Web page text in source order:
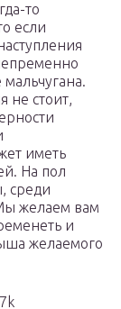
то
если
не стоит,
иметь
На пол
среди
желаем вам
и
желаемого